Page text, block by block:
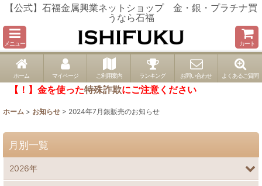
【公式】石福金属興業ネットショップ 金・銀・プラチナ買
うなら石福
メニュー カート
ホーム マイページ ご利用案内 ランキング お問い合わせ よくあるご質問
【！】金を使った特殊詐欺にご注意ください
ホーム > お知らせ > 2024年7月銀販売のお知らせ
月別一覧
2026年